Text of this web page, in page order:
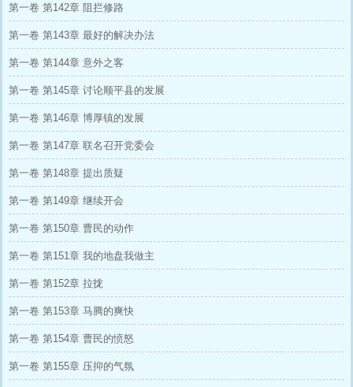
第一卷 第142章 阻拦修路
第一卷 第143章 最好的解决办法
第一卷 第144章 意外之客
第一卷 第145章 讨论顺平县的发展
第一卷 第146章 博厚镇的发展
第一卷 第147章 联名召开党委会
第一卷 第148章 提出质疑
第一卷 第149章 继续开会
第一卷 第150章 曹民的动作
第一卷 第151章 我的地盘我做主
第一卷 第152章 拉拢
第一卷 第153章 马腾的爽快
第一卷 第154章 曹民的愤怒
第一卷 第155章 压抑的气氛